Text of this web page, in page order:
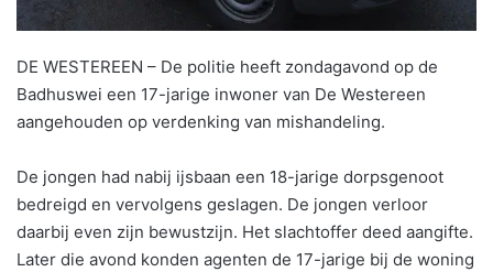
DE WESTEREEN – De politie heeft zondagavond op de
Badhuswei een 17-jarige inwoner van De Westereen
aangehouden op verdenking van mishandeling.
De jongen had nabij ijsbaan een 18-jarige dorpsgenoot
bedreigd en vervolgens geslagen. De jongen verloor
daarbij even zijn bewustzijn. Het slachtoffer deed aangifte.
Later die avond konden agenten de 17-jarige bij de woning